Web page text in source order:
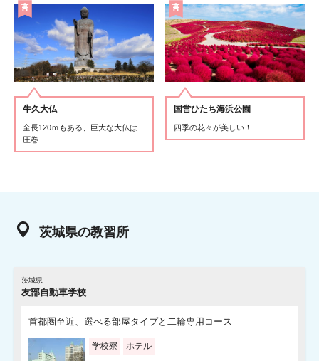
牛久大仏
全長120ｍもある、巨大な大仏は
圧巻
国営ひたち海浜公園
四季の花々が美しい！
茨城県の教習所
茨城県
友部自動車学校
首都圏至近、選べる部屋タイプと二輪専用コース
学校寮 ホテル